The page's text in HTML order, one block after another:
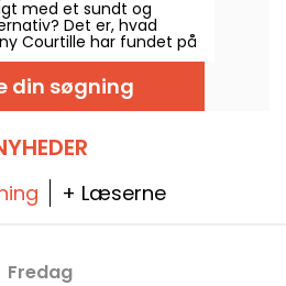
ledsaget af en række
med et sundt og
Det er, hvad
Courtille har fundet på
økologiske råvarer,
meltyper og uraffineret
at friste sig til. Om
hvor du kan
din søgning
+ Læserne
Fredag